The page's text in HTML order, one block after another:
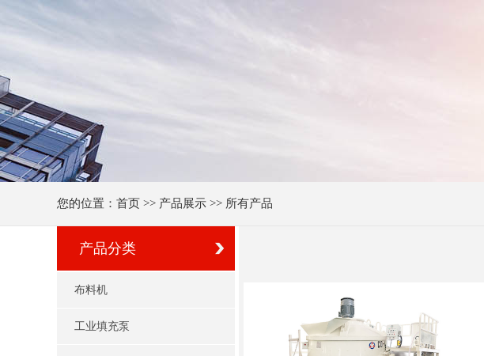
您的位置： 首页 >> 产品展示 >> 所有产品
产品分类
布料机
工业填充泵